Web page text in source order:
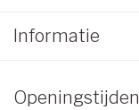
Informatie
Openingstijden